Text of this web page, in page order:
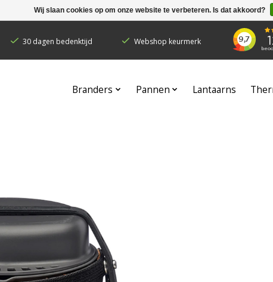
30 dagen bedenktijd Webshop keurmerk
Branders Pannen Lantaarns
Wij slaan cookies op om onze website te verbeteren. Is dat akkoord?